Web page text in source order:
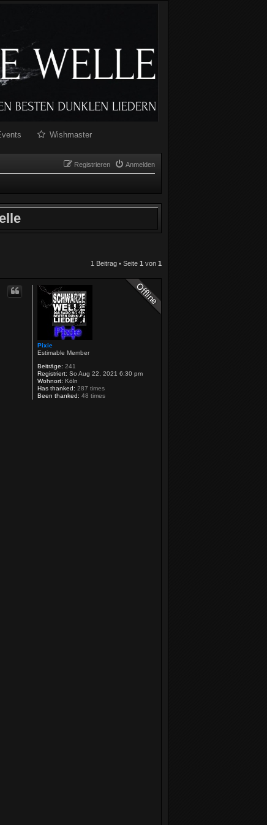
Wishmaster
Anmelden
Registrieren
1 Beitrag • Seite 1 von 1
Pixie
Estimable Member
Beiträge: 241
Registriert: So Aug 22, 2021 6:30 pm
Wohnort: Köln
Has thanked: 287 times
Been thanked: 48 times